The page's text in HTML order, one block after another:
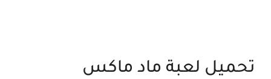
تحميل لعبة ماد ماكس